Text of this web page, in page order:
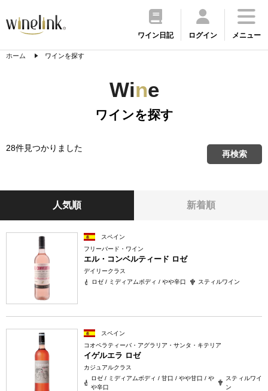
ワイン日記 ログイン メニュー
ホーム ワインを探す
Wine
ワインを探す
28件見つかりました
再検索
人気順 新着順
スペイン
フリーバード・ワイン
エル・コンベルティード ロゼ
デイリークラス
ロゼ / ミディアムボディ / やや辛口
スティルワイン
スペイン
コオペラティーバ・アグラリア・サンタ・キテリア
イゲルエラ ロゼ
カジュアルクラス
ロゼ / ミディアムボディ / 甘口 / やや甘口 / や
や辛口
スティルワイ
ン